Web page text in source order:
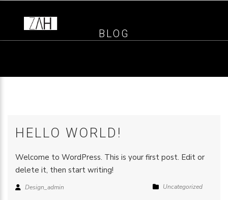
BLOG
HELLO WORLD!
Welcome to WordPress. This is your first post. Edit or
delete it, then start writing!
Design_admin Uncategorized